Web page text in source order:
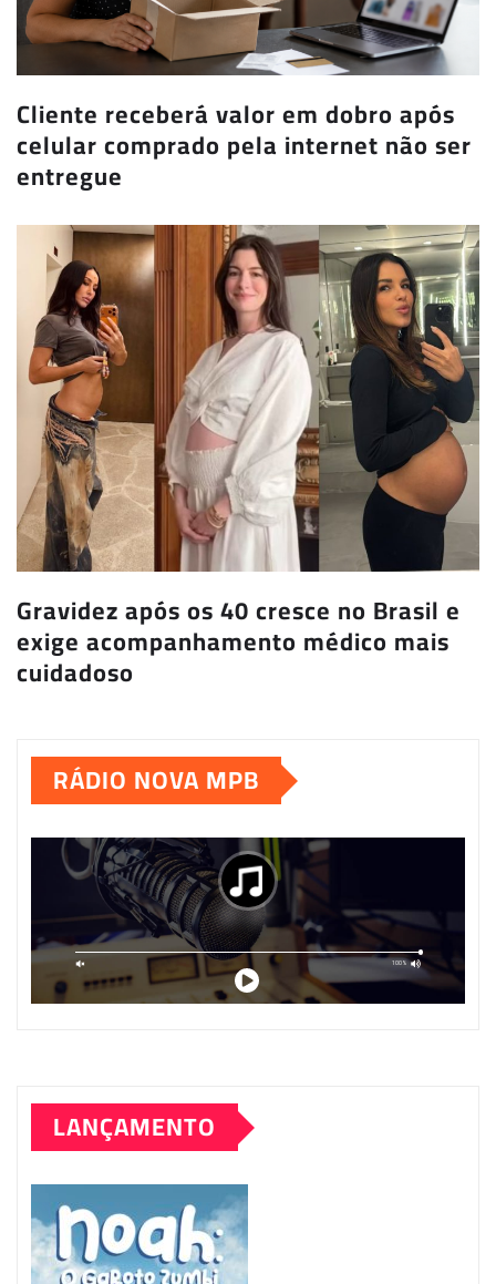
Cliente receberá valor em dobro após
celular comprado pela internet não ser
entregue
Gravidez após os 40 cresce no Brasil e
exige acompanhamento médico mais
cuidadoso
RÁDIO NOVA MPB
LANÇAMENTO